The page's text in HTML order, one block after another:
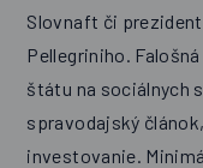
Slovnaft či
Pellegriniho.
štátu na sociálnych
spravodajský
investovanie.